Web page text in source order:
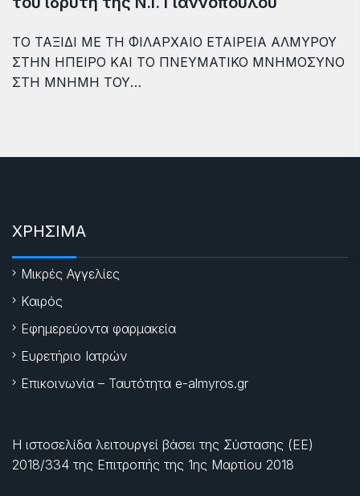
ΤΟ ΤΑΞΙΔΙ ΜΕ ΤΗ ΦΙΛΑΡΧΑΙΟ ΕΤΑΙΡΕΙΑ ΑΛΜΥΡΟΥ
ΣΤΗΝ ΗΠΕΙΡΟ ΚΑΙ ΤΟ ΠΝΕΥΜΑΤΙΚΟ ΜΝΗΜΟΣΥΝΟ
ΣΤΗ ΜΝΗΜΗ ΤΟΥ…
ΧΡΗΣΙΜΑ
Μικρές Αγγελίες
Καιρός
Εφημερεύοντα φαρμακεία
Ευρετήριο Ιατρών
Επικοινωνία – Ταυτότητα e-almyros.gr
Η ιστοσελίδα λειτουργεί βάσει της Σύστασης (ΕΕ)
2018/334 της Επιτροπής της 1ης Μαρτίου 2018